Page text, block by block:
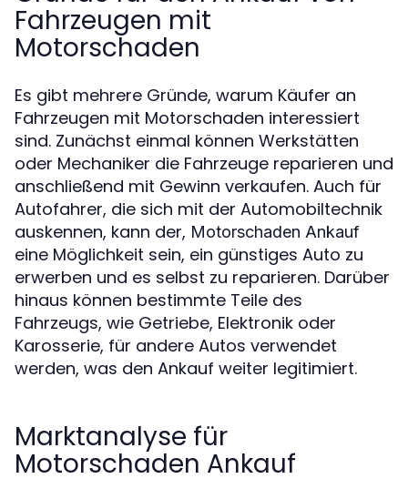
Fahrzeugen mit
Motorschaden
Es gibt mehrere Gründe, warum Käufer an
Fahrzeugen mit Motorschaden interessiert
sind. Zunächst einmal können Werkstätten
oder Mechaniker die Fahrzeuge reparieren und
anschließend mit Gewinn verkaufen. Auch für
Autofahrer, die sich mit der Automobiltechnik
auskennen, kann der, Motorschaden Ankauf
eine Möglichkeit sein, ein günstiges Auto zu
erwerben und es selbst zu reparieren. Darüber
hinaus können bestimmte Teile des
Fahrzeugs, wie Getriebe, Elektronik oder
Karosserie, für andere Autos verwendet
werden, was den Ankauf weiter legitimiert.
Marktanalyse für
Motorschaden Ankauf